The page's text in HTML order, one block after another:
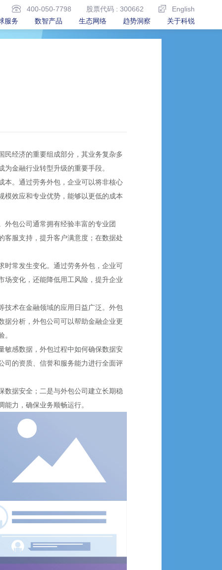
400-050-7798 股票代码 : 300662
English
服务
数智产品 生态网络 趋势洞察 关于科锐
民经济的重要组成部分，其业务复杂多
金融行业转型升级的重要手段。
本。通过劳务外包，企业可以将非核心
模效应和专业优势，能够以更低的成本
外包公司通常拥有经验丰富的专业团
客服支持，提升客户满意度；在数据处
时常发生变化。通过劳务外包，企业可
场变化，还能降低用工风险，提升企业
技术在金融领域的应用日益广泛。外包
据分析，外包公司可以帮助金融企业更
敏感数据，外包过程中如何确保数据安
司的资质、信誉和服务能力进行全面评
数据安全；二是与外包公司建立长期稳
力，确保业务顺畅运行。